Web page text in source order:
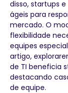
disso, startups
ágeis para
mercado. O
flexibilidade
equipes
artigo,
de TI beneficia
destacando
de equipe.